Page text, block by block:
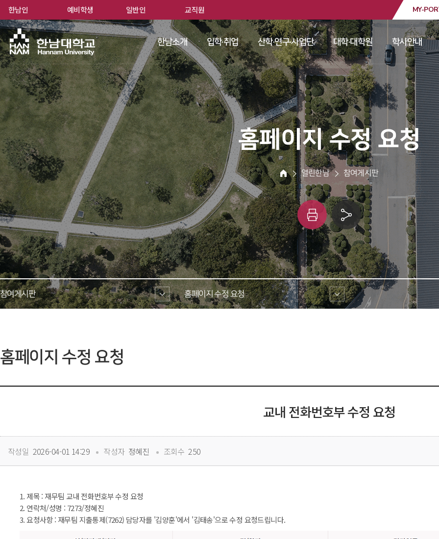
한남대학교
MY-
한남소개 입학·취업 산학·연구·사업단 대학·대학원 학사안내
홈페이지 수정 요청
HOME
열린한남 참여게시판
쇄
링
크
공유
참여게시판 홈페이지 수정 요청
홈페이지 수정 요청
교내 전화번호부 수정 요청
작성일 2026-04-01 14:29 작성자 정혜진 조회수 250
1. 제목 : 재무팀 교내 전화번호부 수정 요청
2. 연락처/성명 : 7273/정혜진
3. 요청사항 : 재무팀 지출통제(7262) 담당자를 '김양훈'에서 '김태송'으로 수정 요청드립니다.
한남인 예비학생 일반인 교직원